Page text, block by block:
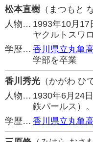
松本直樹（まつもと
人物… 1993年10月17
ヤクルトスワ
学歴… 香川県立丸亀
学部を卒業
香川秀光 （かがわ ひ
人物… 1930年6月24
鉄パールス）。
学歴… 香川県立丸亀